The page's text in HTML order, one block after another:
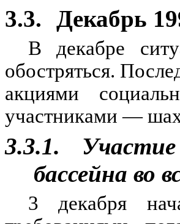
3.3. Декабрь
В декабре
обостряться.
акциями
участниками —
3.3.1.
Участие
бассейна во
3 декабря